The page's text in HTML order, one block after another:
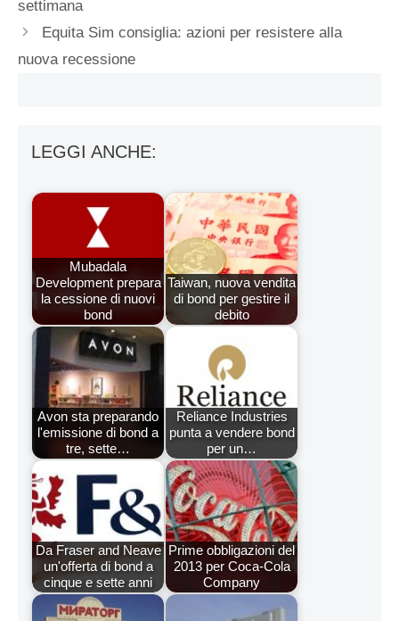
settimana
Equita Sim consiglia: azioni per resistere alla
nuova recessione
LEGGI ANCHE:
Mubadala
Development prepara
la cessione di nuovi
bond
Taiwan, nuova vendita
di bond per gestire il
debito
Avon sta preparando
l'emissione di bond a
tre, sette…
Reliance Industries
punta a vendere bond
per un…
Da Fraser and Neave
un'offerta di bond a
cinque e sette anni
Prime obbligazioni del
2013 per Coca-Cola
Company